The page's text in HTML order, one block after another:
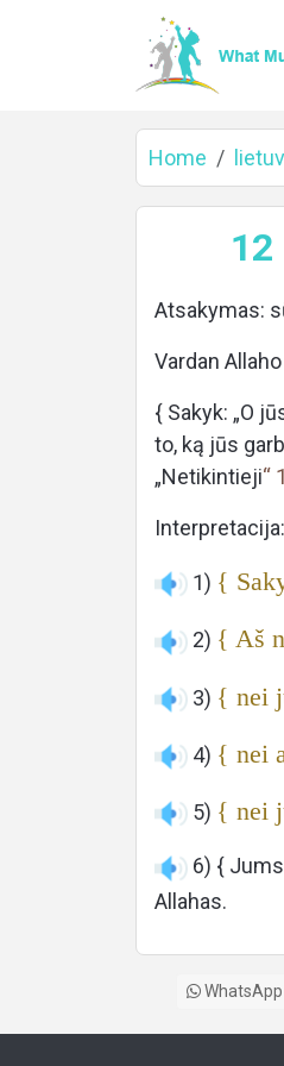
Languages
Home
Atsakymas:
Vardan
{ Sakyk: „O
to, ką jūs
„Netikintieji“
Interpretacija:
1) {
2) { Aš
3) { nei
4) { nei
5) { nei
6) {
Allahas.
WhatsApp